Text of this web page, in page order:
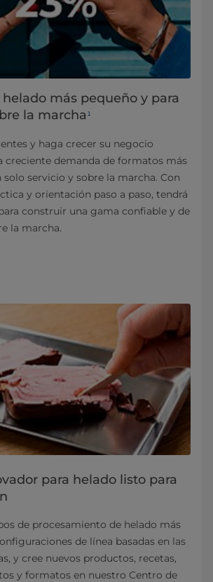
helado más pequeño y para
la marcha¹
y haga crecer su negocio
creciente demanda de formatos más
solo servicio y sobre la marcha. Con
y orientación paso a paso, tendrá
construir una gama confiable y de
la marcha.
para helado listo para
de procesamiento de helado más
de línea basadas en las
y cree nuevos productos, recetas,
y formatos en nuestro Centro de